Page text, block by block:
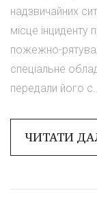
надзвичайних
місце інциденту
пожежно-
спеціальне
передали його
ЧИТАТИ